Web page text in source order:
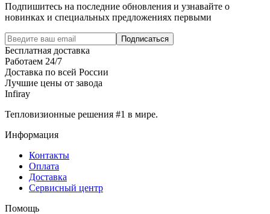
Подпишитесь на последние обновления и узнавайте о
новинках и специальных предложениях первыми
Подписаться
Бесплатная доставка
Работаем 24/7
Доставка по всей России
Лучшие цены от завода
Infiray
Тепловизионные решения #1 в мире.
Информация
Контакты
Оплата
Доставка
Сервисный центр
Помощь